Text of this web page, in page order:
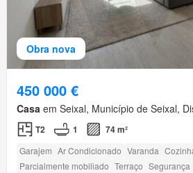
Obra nova
450 000 €
Casa em Seixal, Município de Seixal,
T2 1 74 m²
Garajem Ar Condicionado Varanda
Parcialmente mobiliado Terraço Segurança